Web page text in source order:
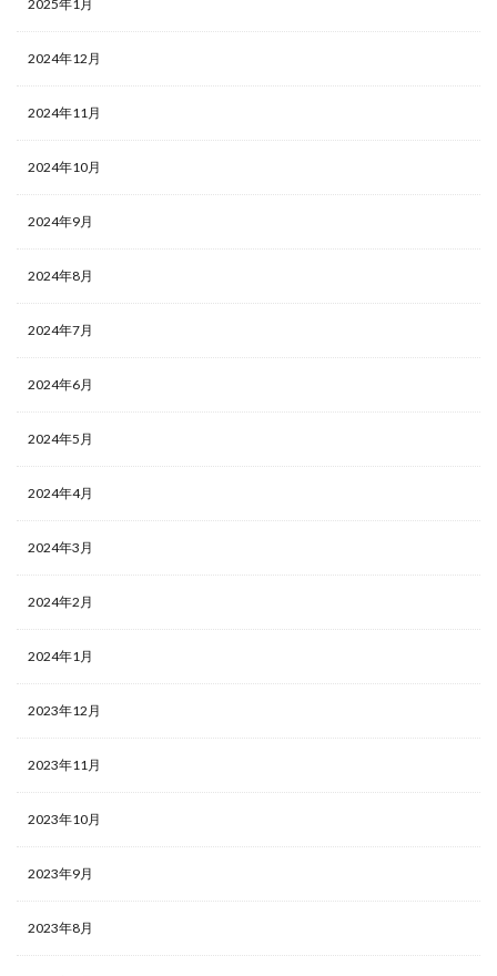
2025年1月
2024年12月
2024年11月
2024年10月
2024年9月
2024年8月
2024年7月
2024年6月
2024年5月
2024年4月
2024年3月
2024年2月
2024年1月
2023年12月
2023年11月
2023年10月
2023年9月
2023年8月